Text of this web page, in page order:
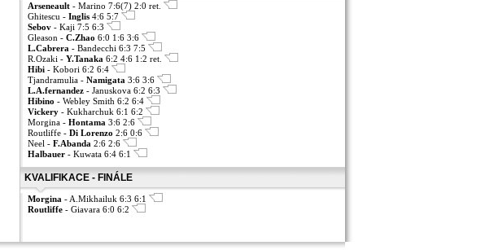
Arseneault - Marino 7:6(7) 2:0 ret.
Ghitescu - Inglis 4:6 5:7
Sebov - Kaji 7:5 6:3
Gleason - C.Zhao 6:0 1:6 3:6
L.Cabrera - Bandecchi 6:3 7:5
R.Ozaki - Y.Tanaka 6:2 4:6 1:2 ret.
Hibi - Kobori 6:2 6:4
Tjandramulia - Namigata 3:6 3:6
L.A.fernandez - Januskova 6:2 6:3
Hibino - Webley Smith 6:2 6:4
Vickery - Kukharchuk 6:1 6:2
Morgina - Hontama 3:6 2:6
Routliffe - Di Lorenzo 2:6 0:6
Neel - F.Abanda 2:6 2:6
Halbauer - Kuwata 6:4 6:1
KVALIFIKACE - FINÁLE
Morgina - A.Mikhailuk 6:3 6:1
Routliffe - Giavara 6:0 6:2